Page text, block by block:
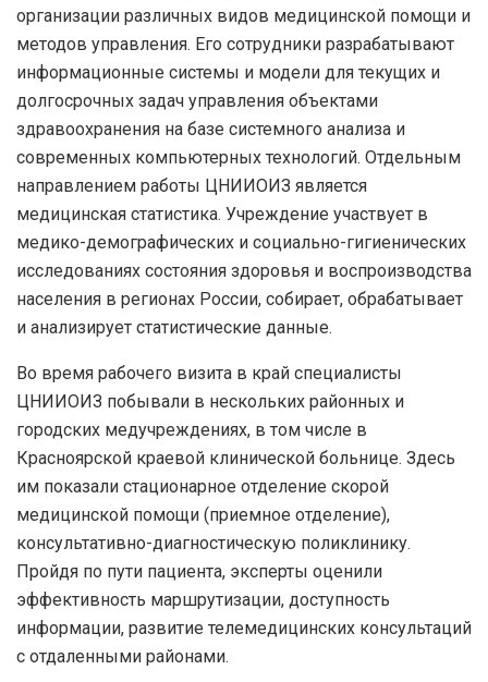
организации различных видов медицинской помощи и
методов управления. Его сотрудники разрабатывают
информационные системы и модели для текущих и
долгосрочных задач управления объектами
здравоохранения на базе системного анализа и
современных компьютерных технологий. Отдельным
направлением работы ЦНИИОИЗ является
медицинская статистика. Учреждение участвует в
медико-демографических и социально-гигиенических
исследованиях состояния здоровья и воспроизводства
населения в регионах России, собирает, обрабатывает
и анализирует статистические данные.
Во время рабочего визита в край специалисты
ЦНИИОИЗ побывали в нескольких районных и
городских медучреждениях, в том числе в
Красноярской краевой клинической больнице. Здесь
им показали стационарное отделение скорой
медицинской помощи (приемное отделение),
консультативно-диагностическую поликлинику.
Пройдя по пути пациента, эксперты оценили
эффективность маршрутизации, доступность
информации, развитие телемедицинских консультаций
с отдаленными районами.